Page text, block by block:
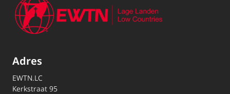
Adres
EWTN.LC
Kerkstraat 95